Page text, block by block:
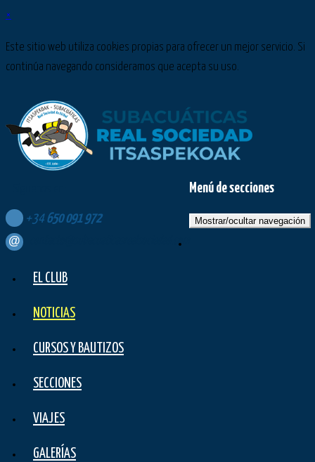
×
Este sitio web utiliza cookies propias para ofrecer un mejor servicio. Si
continúa navegando consideramos que acepta su uso.
+34 650 091 972
contacto@subacuaticasrealsociedad.com
Menú de secciones
Mostrar/ocultar navegación
EL CLUB
NOTICIAS
CURSOS Y BAUTIZOS
SECCIONES
VIAJES
GALERÍAS